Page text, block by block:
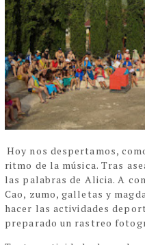
Hoy nos despertamos,
ritmo de la música. Tras
las palabras de Alicia. A
Cao, zumo, galletas y
hacer las actividades
preparado un rastreo